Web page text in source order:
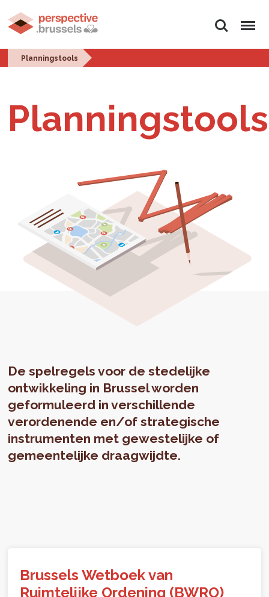
Zoeken Menu
Planningstools
Planningstools
De spelregels voor de stedelijke
ontwikkeling in Brussel worden
geformuleerd in verschillende
verordenende en/of strategische
instrumenten met gewestelijke of
gemeentelijke draagwijdte.
Brussels Wetboek van
Ruimtelijke Ordening (BWRO)